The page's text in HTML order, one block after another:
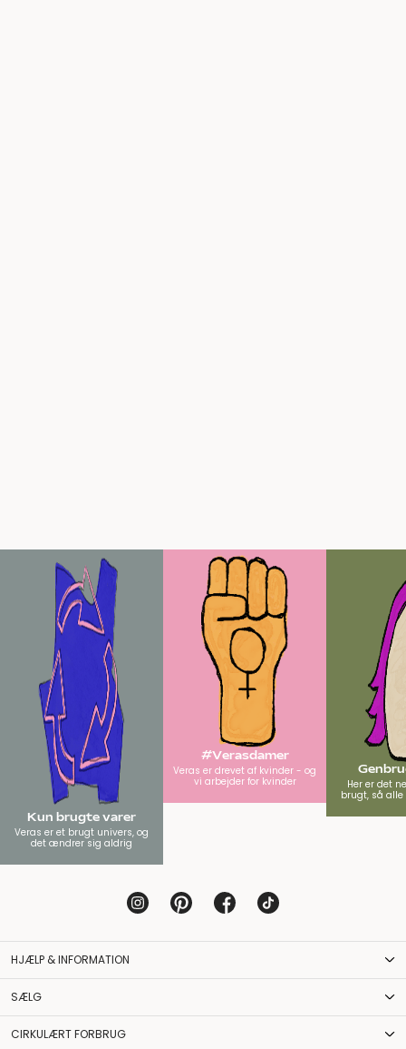
Kun brugte varer
Veras er et brugt univers, og
det ændrer sig aldrig
#Verasdamer
Veras er drevet af kvinder - og
vi arbejder for kvinder
Her er det
brugt, så
HJÆLP & INFORMATION
SÆLG
CIRKULÆRT FORBRUG